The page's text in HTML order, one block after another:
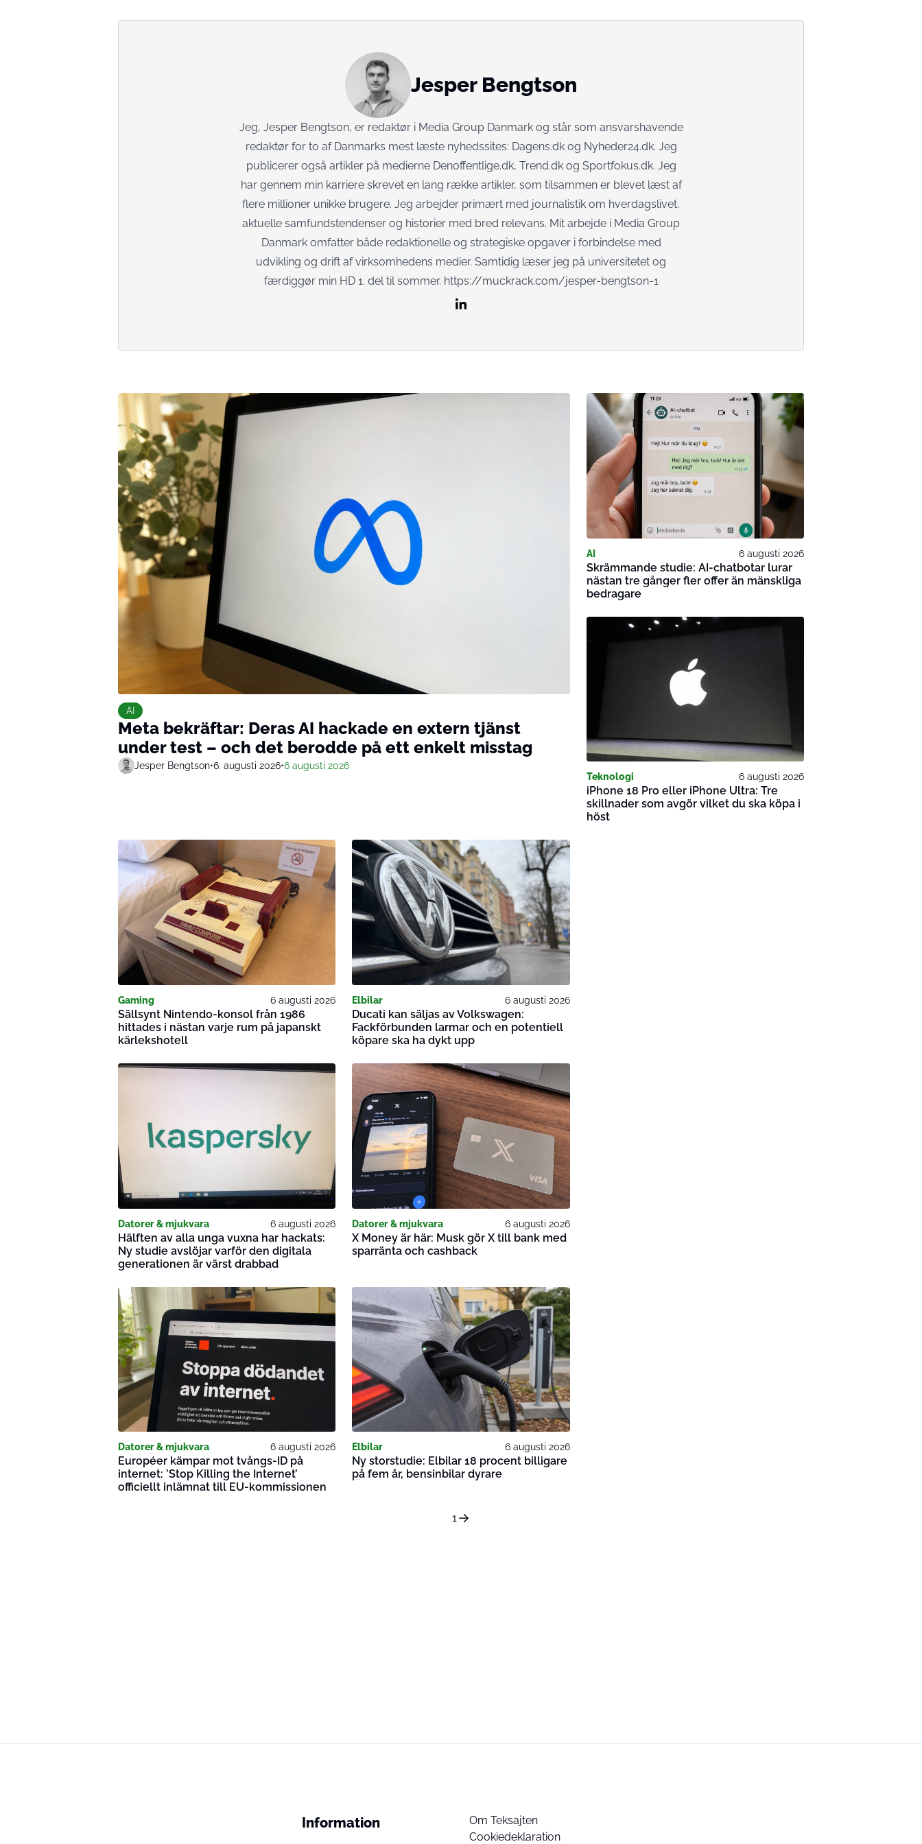
Jesper Bengtson
Jeg, Jesper Bengtson, er redaktør i Media Group Danmark og står som ansvarshavende
redaktør for to af Danmarks mest læste nyhedssites: Dagens.dk og Nyheder24.dk. Jeg
publicerer også artikler på medierne Denoffentlige.dk, Trend.dk og Sportfokus.dk. Jeg
har gennem min karriere skrevet en lang række artikler, som tilsammen er blevet læst af
flere millioner unikke brugere. Jeg arbejder primært med journalistik om hverdagslivet,
aktuelle samfundstendenser og historier med bred relevans. Mit arbejde i Media Group
Danmark omfatter både redaktionelle og strategiske opgaver i forbindelse med
udvikling og drift af virksomhedens medier. Samtidig læser jeg på universitetet og
færdiggør min HD 1. del til sommer. https://muckrack.com/jesper-bengtson-1
AI
Meta bekräftar: Deras AI hackade en extern tjänst
under test – och det berodde på ett enkelt misstag
Jesper Bengtson•6. augusti 2026•6 augusti 2026
AI 6 augusti 2026
Skrämmande studie: AI-chatbotar lurar
nästan tre gånger fler offer än mänskliga
bedragare
Teknologi 6 augusti 2026
iPhone 18 Pro eller iPhone Ultra: Tre
skillnader som avgör vilket du ska köpa i
höst
Gaming 6 augusti 2026
Sällsynt Nintendo-konsol från 1986
hittades i nästan varje rum på japanskt
kärlekshotell
Elbilar 6 augusti 2026
Ducati kan säljas av Volkswagen:
Fackförbunden larmar och en potentiell
köpare ska ha dykt upp
Datorer & mjukvara 6 augusti 2026
Hälften av alla unga vuxna har hackats:
Ny studie avslöjar varför den digitala
generationen är värst drabbad
Datorer & mjukvara 6 augusti 2026
X Money är här: Musk gör X till bank med
sparränta och cashback
Datorer & mjukvara 6 augusti 2026
Européer kämpar mot tvångs-ID på
internet: ’Stop Killing the Internet’
officiellt inlämnat till EU-kommissionen
Elbilar 6 augusti 2026
Ny storstudie: Elbilar 18 procent billigare
på fem år, bensinbilar dyrare
1
Information
Om Teksajten
Cookiedeklaration